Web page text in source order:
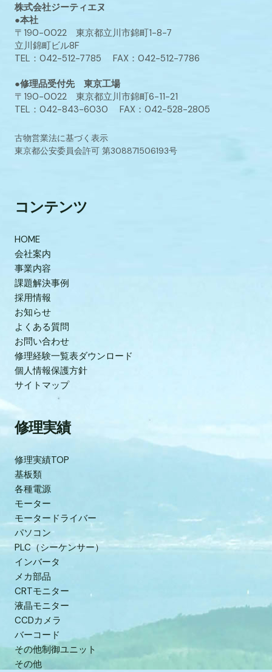
株式会社ジーティエヌ
●本社
〒190-0022 東京都立川市錦町1-8-7
立川錦町ビル8F
TEL：042-512-7785 FAX：042-512-7786
●修理品受付先 東京工場
〒190-0022 東京都立川市錦町6-11-21
TEL：042-843-6030 FAX：042-528-2805
古物営業法に基づく表示
東京都公安委員会許可 第308871506193号
コンテンツ
HOME
会社案内
事業内容
課題解決事例
採用情報
お知らせ
よくある質問
お問い合わせ
修理経験一覧表ダウンロード
個人情報保護方針
サイトマップ
修理実績
修理実績TOP
基板類
各種電源
モーター
モータードライバー
パソコン
PLC（シーケンサー）
インバータ
メカ部品
CRTモニター
液晶モニター
CCDカメラ
バーコード
その他制御ユニット
その他